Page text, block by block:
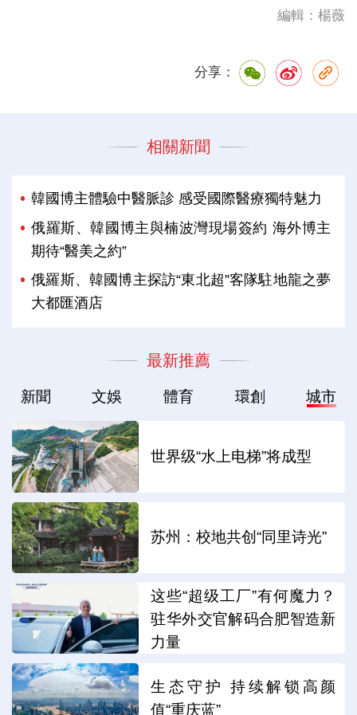
編輯：楊薇
分享：
相關新聞
韓國博主體驗中醫脈診 感受國際醫療獨特魅力
俄羅斯、韓國博主與楠波灣現場簽約 海外博主
期待“醫美之約”
俄羅斯、韓國博主探訪“東北超”客隊駐地龍之夢
大都匯酒店
最新推薦
新聞 文娛 體育 環創 城市
世界级“水上电梯”将成型
苏州：校地共创“同里诗光”
这些“超级工厂”有何魔力？
驻华外交官解码合肥智造新
力量
生态守护 持续解锁高颜
值“重庆蓝”